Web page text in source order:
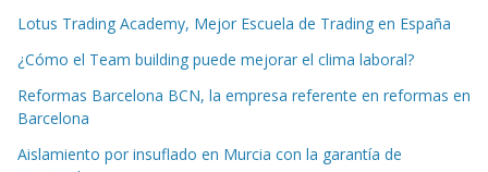
Lotus Trading Academy, Mejor Escuela de Trading en España
¿Cómo el Team building puede mejorar el clima laboral?
Reformas Barcelona BCN, la empresa referente en reformas en
Barcelona
Aislamiento por insuflado en Murcia con la garantía de